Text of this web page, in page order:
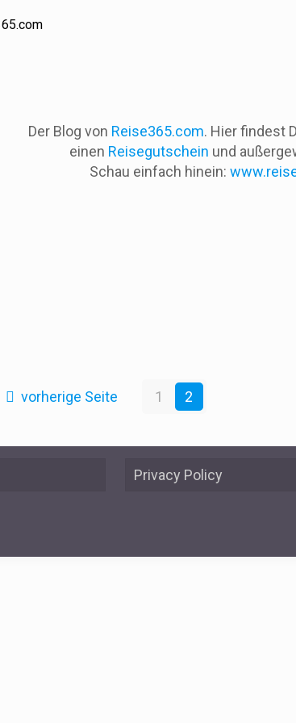
Der Blog von Reise365.com. Hier findest
einen Reisegutschein und
Schau einfach hinein:
vorherige Seite 1 2
Privacy Policy